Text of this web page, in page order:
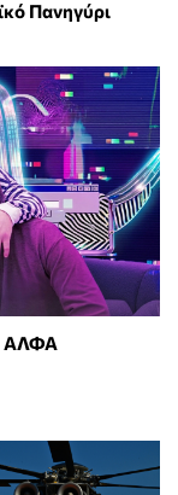
Πανηγύρι
ΑΛΦΑ